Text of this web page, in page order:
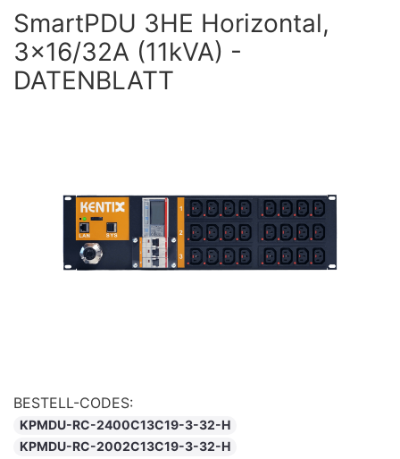
SmartPDU 3HE Horizontal,
3×16/32A (11kVA) -
DATENBLATT
BESTELL-CODES:
KPMDU-RC-2400C13C19-3-32-H
KPMDU-RC-2002C13C19-3-32-H